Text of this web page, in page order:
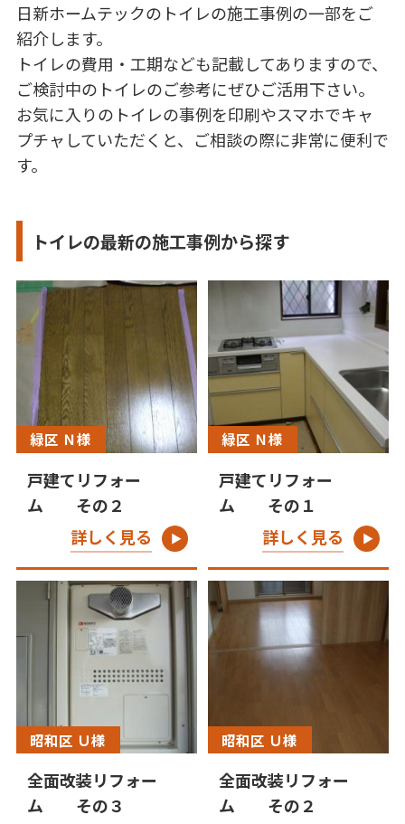
日新ホームテックのトイレの施工事例の一部をご
紹介します。
トイレの費用・工期なども記載してありますので、
ご検討中のトイレのご参考にぜひご活用下さい。
お気に入りのトイレの事例を印刷やスマホでキャ
プチャしていただくと、ご相談の際に非常に便利で
す。
トイレの最新の施工事例から探す
緑区 Ｎ様
戸建てリフォー
ム その２
詳しく見る
緑区 Ｎ様
戸建てリフォー
ム その１
詳しく見る
昭和区 Ｕ様
全面改装リフォー
ム その３
昭和区 Ｕ様
全面改装リフォー
ム その２